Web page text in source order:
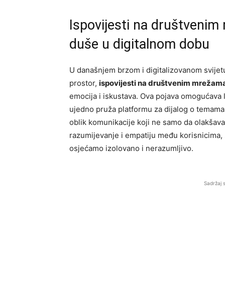
Ispovijesti na društvenim
duše u digitalnom dobu
U današnjem brzom i digitalizovanom
prostor, ispovijesti na društvenim
emocija i iskustava. Ova pojava
ujedno pruža platformu za dijalog o
oblik komunikacije koji ne samo da
razumijevanje i empatiju među
osjećamo izolovano i nerazumljivo.
Sadržaj